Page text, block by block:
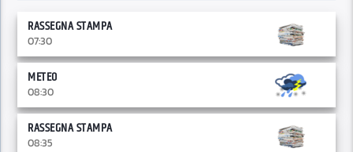
RASSEGNA STAMPA
07:30
METEO
08:30
RASSEGNA STAMPA
08:35